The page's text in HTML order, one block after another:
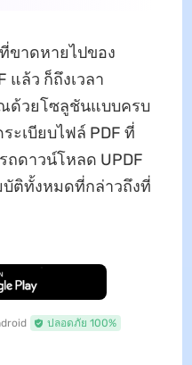
ขาดหายไปของ
แล้ว ก็ถึงเวลา
ด้วยโซลูชันแบบครบ
ะเบียบไฟล์ PDF ที่
ถดาวน์โหลด UPDF
ติทั้งหมดที่กล่าวถึงที่
ดฟรี
ปลอดภัย 100%